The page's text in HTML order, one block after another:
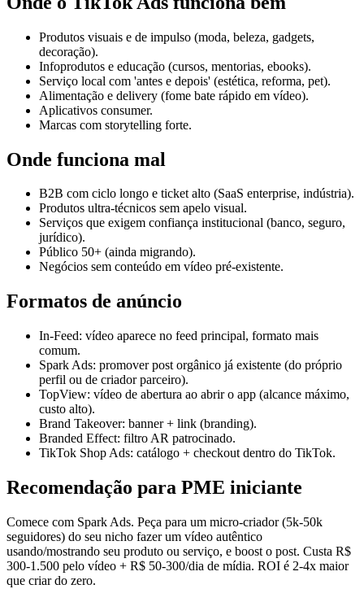
Produtos visuais e de impulso (moda, beleza, gadgets,
decoração).
Infoprodutos e educação (cursos, mentorias, ebooks).
Serviço local com 'antes e depois' (estética, reforma, pet).
Alimentação e delivery (fome bate rápido em vídeo).
Aplicativos consumer.
Marcas com storytelling forte.
Onde funciona mal
B2B com ciclo longo e ticket alto (SaaS enterprise, indústria).
Produtos ultra-técnicos sem apelo visual.
Serviços que exigem confiança institucional (banco, seguro,
jurídico).
Público 50+ (ainda migrando).
Negócios sem conteúdo em vídeo pré-existente.
Formatos de anúncio
In-Feed: vídeo aparece no feed principal, formato mais
comum.
Spark Ads: promover post orgânico já existente (do próprio
perfil ou de criador parceiro).
TopView: vídeo de abertura ao abrir o app (alcance máximo,
custo alto).
Brand Takeover: banner + link (branding).
Branded Effect: filtro AR patrocinado.
TikTok Shop Ads: catálogo + checkout dentro do TikTok.
Recomendação para PME iniciante
Comece com Spark Ads. Peça para um micro-criador (5k-50k
seguidores) do seu nicho fazer um vídeo autêntico
usando/mostrando seu produto ou serviço, e boost o post. Custa R$
300-1.500 pelo vídeo + R$ 50-300/dia de mídia. ROI é 2-4x maior
que criar do zero.